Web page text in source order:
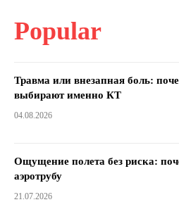
Popular
Травма или внезапная боль:
выбирают именно КТ
04.08.2026
Ощущение полета без риска:
аэротрубу
21.07.2026